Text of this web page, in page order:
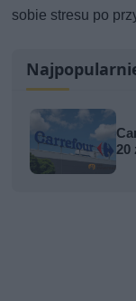
sobie stresu po
20